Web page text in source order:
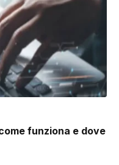
funziona e dove